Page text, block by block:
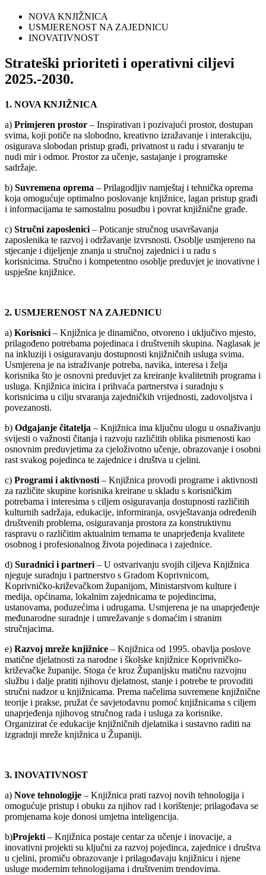
NOVA KNJIŽNICA
USMJERENOST NA ZAJEDNICU
INOVATIVNOST
Strateški prioriteti i operativni ciljevi
2025.-2030.
1. NOVA KNJIŽNICA
a) Primjeren prostor – Inspirativan i pozivajući prostor, dostupan
svima, koji potiče na slobodno, kreativno izražavanje i interakciju,
osigurava slobodan pristup građi, privatnost u radu i stvaranju te
nudi mir i odmor. Prostor za učenje, sastajanje i programske
sadržaje.
b) Suvremena oprema – Prilagodljiv namještaj i tehnička oprema
koja omogućuje optimalno poslovanje knjižnice, lagan pristup građi
i informacijama te samostalnu posudbu i povrat knjižnične građe.
c) Stručni zaposlenici – Poticanje stručnog usavršavanja
zaposlenika te razvoj i održavanje izvrsnosti. Osoblje usmjereno na
stjecanje i dijeljenje znanja u stručnoj zajednici i u radu s
korisnicima. Stručno i kompetentno osoblje preduvjet je inovativne i
uspješne knjižnice.
2. USMJERENOST NA ZAJEDNICU
a) Korisnici – Knjižnica je dinamično, otvoreno i uključivo mjesto,
prilagođeno potrebama pojedinaca i društvenih skupina. Naglasak je
na inkluziji i osiguravanju dostupnosti knjižničnih usluga svima.
Usmjerena je na istraživanje potreba, navika, interesa i želja
korisnika što je osnovni preduvjet za kreiranje kvalitetnih programa i
usluga. Knjižnica inicira i prihvaća partnerstva i suradnju s
korisnicima u cilju stvaranja zajedničkih vrijednosti, zadovoljstva i
povezanosti.
b) Odgajanje čitatelja – Knjižnica ima ključnu ulogu u osnaživanju
svijesti o važnosti čitanja i razvoju različitih oblika pismenosti kao
osnovnim preduvjetima za cjeloživotno učenje, obrazovanje i osobni
rast svakog pojedinca te zajednice i društva u cjelini.
c) Programi i aktivnosti – Knjižnica provodi programe i aktivnosti
za različite skupine korisnika kreirane u skladu s korisničkim
potrebama i interesima s ciljem osiguravanja dostupnosti različitih
kulturnih sadržaja, edukacije, informiranja, osvještavanja određenih
društvenih problema, osiguravanja prostora za konstruktivnu
raspravu o različitim aktualnim temama te unaprjeđenja kvalitete
osobnog i profesionalnog života pojedinaca i zajednice.
d) Suradnici i partneri – U ostvarivanju svojih ciljeva Knjižnica
njeguje suradnju i partnerstvo s Gradom Koprivnicom,
Koprivničko-križevačkom županijom, Ministarstvom kulture i
medija, općinama, lokalnim zajednicama te pojedincima,
ustanovama, poduzećima i udrugama. Usmjerena je na unaprjeđenje
međunarodne suradnje i umrežavanje s domaćim i stranim
stručnjacima.
e) Razvoj mreže knjižnice – Knjižnica od 1995. obavlja poslove
matične djelatnosti za narodne i školske knjižnice Koprivničko-
križevačke županije. Stoga će kroz Županijsku matičnu razvojnu
službu i dalje pratiti njihovu djelatnost, stanje i potrebe te provoditi
stručni nadzor u knjižnicama. Prema načelima suvremene knjižnične
teorije i prakse, pružat će savjetodavnu pomoć knjižnicama s ciljem
unaprjeđenja njihovog stručnog rada i usluga za korisnike.
Organizirat će edukacije knjižničnih djelatnika i sustavno raditi na
izgradnji mreže knjižnica u Županiji.
3. INOVATIVNOST
a) Nove tehnologije – Knjižnica prati razvoj novih tehnologija i
omogućuje pristup i obuku za njihov rad i korištenje; prilagođava se
promjenama koje donosi umjetna inteligencija.
b)Projekti – Knjižnica postaje centar za učenje i inovacije, a
inovativni projekti su ključni za razvoj pojedinca, zajednice i društva
u cjelini, promiču obrazovanje i prilagođavaju knjižnicu i njene
usluge modernim tehnologijama i društvenim trendovima.